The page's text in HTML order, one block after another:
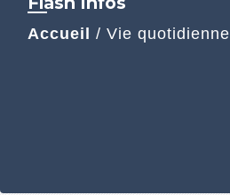
Accueil / Vie quotidienne